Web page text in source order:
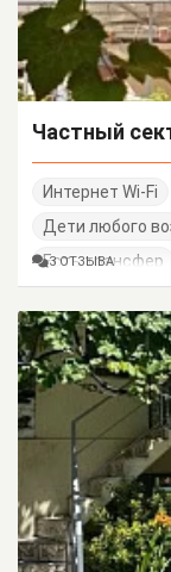
Частный
Интернет Wi-Fi
Дети любого
Есть трансфер
3 ОТЗЫВА